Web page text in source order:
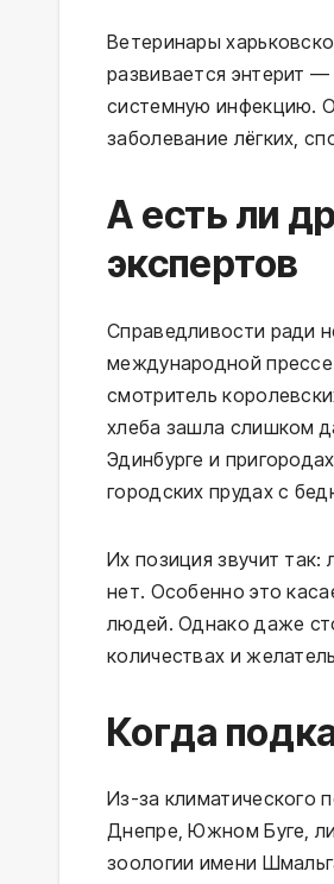
Ветеринары
развивается энтерит
системную инфекцию.
заболевание лёгких,
А есть ли
экспертов
Справедливости ради
международной
смотритель
хлеба зашла слишком
Эдинбурге и
городских прудах с
Их позиция звучит так:
нет. Особенно это
людей. Однако даже
количествах и
Когда
Из-за климатического
Днепре, Южном Буге,
зоологии имени